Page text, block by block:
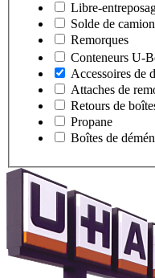
Libre-
Solde de
Remorques
Conteneurs U-
Accessoires de
Attaches de
Retours de
Propane
Boîtes de